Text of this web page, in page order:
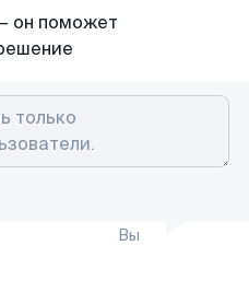
он поможет
Вы